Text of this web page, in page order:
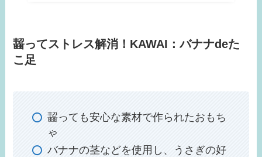
齧ってストレス解消！KAWAI：バナナdeた
こ足
齧っても安心な素材で作られたおもち
ゃ
バナナの茎などを使用し、うさぎの好